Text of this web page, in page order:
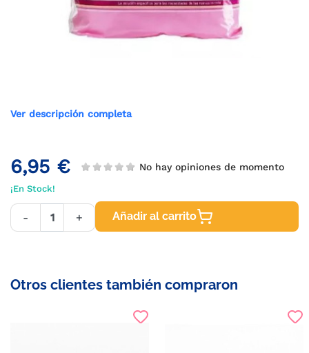
Ver descripción completa
6,95 € No hay opiniones de momento
¡En Stock!
- + Añadir al carrito
Otros clientes también compraron